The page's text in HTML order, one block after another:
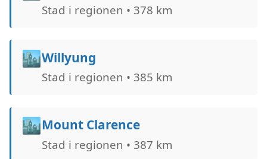
Stad i regionen • 378 km
🏙️Willyung
Stad i regionen • 385 km
🏙️Mount Clarence
Stad i regionen • 387 km